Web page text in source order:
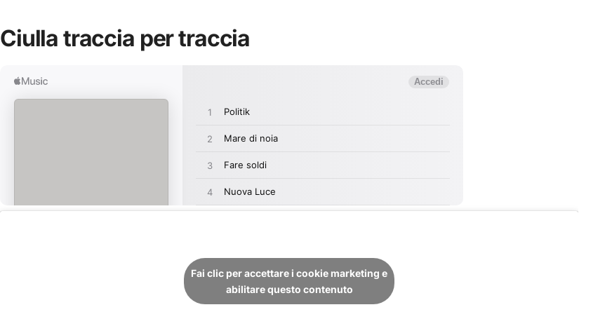
Ciulla traccia per traccia
Fai clic per accettare i cookie marketing e
abilitare questo contenuto